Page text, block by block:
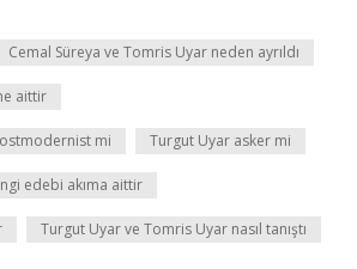
Cemal Süreya ve Tomris Uyar neden ayrıldı
aittir
mi Turgut Uyar asker mi
edebi akıma aittir
Turgut Uyar ve Tomris Uyar nasıl tanıştı